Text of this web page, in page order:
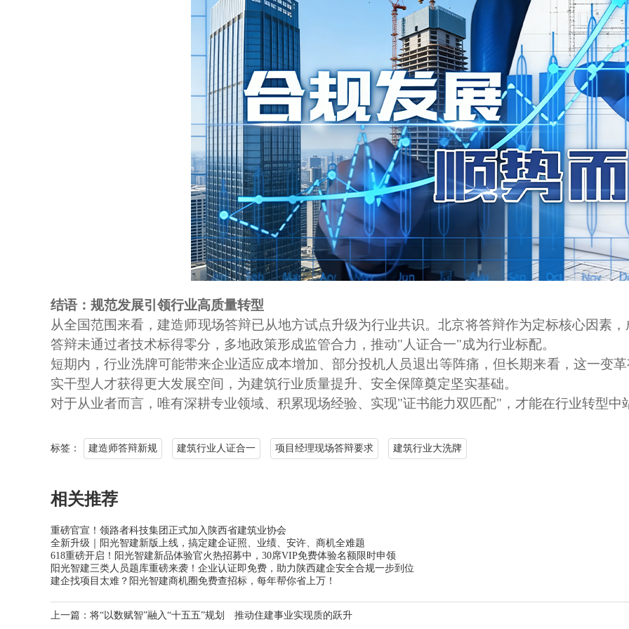
结语：规范发展引领行业高质量转型
从全国范围来看，建造师现场答辩已从地方试点升级为行业共识。北京将答辩作为定标核心因素
答辩未通过者技术标得零分，多地政策形成监管合力，推动"人证合一"成为行业标配。
短期内，行业洗牌可能带来企业适应成本增加、部分投机人员退出等阵痛，但长期来看，这一变
实干型人才获得更大发展空间，为建筑行业质量提升、安全保障奠定坚实基础。
对于从业者而言，唯有深耕专业领域、积累现场经验、实现"证书能力双匹配"，才能在行业转型
标签： 建造师答辩新规 建筑行业人证合一 项目经理现场答辩要求 建筑行业大洗牌
相关推荐
重磅官宣！领路者科技集团正式加入陕西省建筑业协会
全新升级｜阳光智建新版上线，搞定建企证照、业绩、安许、商机全难题
618重磅开启！阳光智建新品体验官火热招募中，30席VIP免费体验名额限时申领
阳光智建三类人员题库重磅来袭！企业认证即免费，助力陕西建企安全合规一步到位
建企找项目太难？阳光智建商机圈免费查招标，每年帮你省上万！
上一篇： 将“以数赋智”融入“十五五”规划 推动住建事业实现质的跃升